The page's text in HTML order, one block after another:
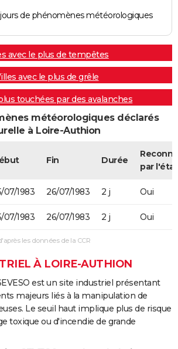
de phénomènes météorologiques
avec le plus de tempêtes
avec le plus de grêle
touchées par des avalanches
météorologiques déclarés
à Loire-Authion
Fin Durée
par l'état
07/1983 26/07/1983 2 j Oui
07/1983 26/07/1983 2 j Oui
les données de la CCR
À LOIRE-AUTHION
est un site industriel présentant
majeurs liés à la manipulation de
Le seuil haut implique plus de risque
toxique ou d'incendie de grande